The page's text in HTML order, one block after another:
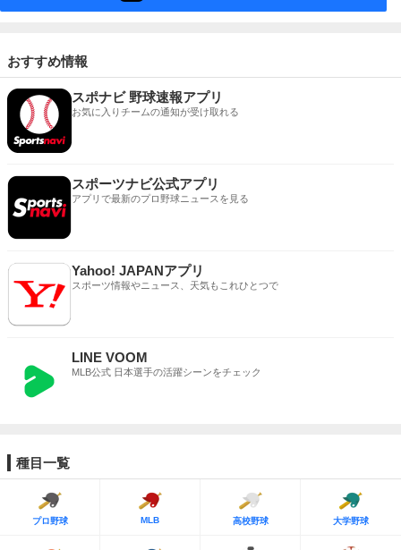
おすすめ情報
スポナビ 野球速報アプリ
お気に入りチームの通知が受け取れる
スポーツナビ公式アプリ
アプリで最新のプロ野球ニュースを見る
Yahoo! JAPANアプリ
スポーツ情報やニュース、天気もこれひとつで
LINE VOOM
MLB公式 日本選手の活躍シーンをチェック
種目一覧
プロ野球 MLB 高校野球 大学野球